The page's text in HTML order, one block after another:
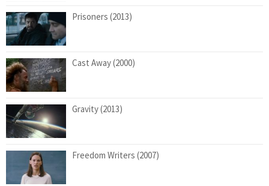
Prisoners (2013)
Cast Away (2000)
Gravity (2013)
Freedom Writers (2007)